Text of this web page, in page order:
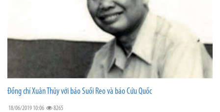
Đồng chí Xuân Thủy với báo Suối Reo và báo Cứu Quốc
18/06/2019 10:06 8265